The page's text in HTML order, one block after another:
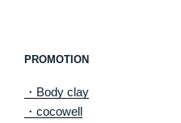
PROMOTION
・Body clay
・cocowell